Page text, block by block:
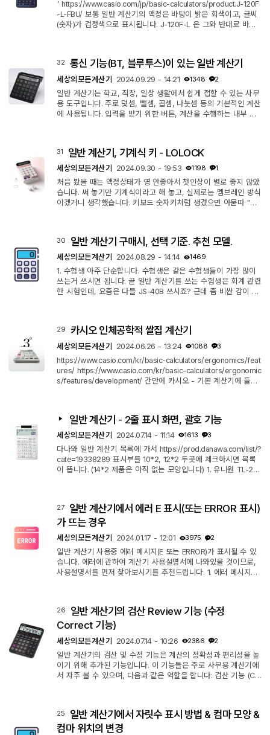
' https://www.casio.com/jp/basic-calculators/product.J-120F
-L-FBU/ 보통 일반 계산기의 액정은 바탕이 밝은 회색이고, 글씨
(숫자)가 검정색으로 표시됩니다. J-120F-L 은 그와 반대로 바탕
특별 : 약간 할로윈 느낌? 2. 케이스가 특별 : 그라디언트 3. 케이
스가 더 특별 : 다양한 디자인 있음. https://web.casio.jp/dentak
32 통신 기능(BT, 블루투스)이 있는 일반 계산기
세상의모든계산기 2024.09.29 - 14:21 1348 2
일반 계산기는 학교, 직장, 일상 생활에서 쉽게 접할 수 있는 사무
용 도구입니다. 주로 덧셈, 뺄셈, 곱셈, 나눗셈 등의 기본적인 계산
에 사용됩니다. 입력을 받기 위한 버튼, 계산을 수행하는 내부 회
키 없는 키보드가 있음. 숫자 키 없어서 불편. 2. 숫자 키만 따로
떼어서 보조 키보드로 만듦. 3. 숫자 키가 있는데, 액정을 붙일까?
31 일반 계산기, 기계식 키 - LOLOCK
세상의모든계산기 2024.09.30 - 19:53 1198 1
처음 봤을 때는 액정상태가 영 안좋아서 첫인상이 별로 좋지 않았
습니다. 써 놓기만 기계식이라고 해 놓고, 실제로는 멤브레인 방식
이겠거니 생각했습니다. 키보드 숫자키처럼 생겼으면 아묻따 "기
감안하면 나쁘지 않은 것 같습니다. 색은 블루/블랙/크림/핑크 4
색 선택 가능하구요. 동영상 속 검빨이 좋네요. 3. 스위치는 변경
30 일반 계산기 구매시, 선택 기준. 추천 모델.
세상의모든계산기 2024.08.29 - 14:14 1469
1. 수험생 아주 단순합니다. 수험생은 같은 수험생들이 가장 많이
쓰는거 쓰시면 됩니다. 끝 일반 계산기를 쓰는 수험생은 회계 관련
한 시험인데, 요즘은 다들 JS-40B 쓰시죠? 근데 좀 비싼 감이 있
TS vs JS-40B 비교 후기 https://blog.naver.com/ng815/22213
9042279 [전산회계 계산기] 자격증 시험용 구매 꿀팁 7 https://t
aedarin.tistory.com...
29 카시오 인체공학적 쌀집 계산기
세상의모든계산기 2024.06.26 - 13:24 1088 3
https://www.casio.com/kr/basic-calculators/ergonomics/feat
ures/ https://www.casio.com/kr/basic-calculators/ergonomic
s/features/development/ 간만에 카시오 - 기본 계산기에 들어
일반 계산기 - 2줄 표시 화면, 괄호 기능
세상의모든계산기 2024.07.14 - 11:14 1613 3
다나와 일반 계산기 목록에 가서 https://prod.danawa.com/list/?
cate=19338289 표시부를 10*2, 12*2 두곳에 체크하시면 목록
이 뜹니다. (14*2 제품은 아직 없는 모양입니다) 1. 유니원 TL-25
하니 25,000원대에 검색되네요. 다나와만 일시적으로 그랬나봅
니다. 2. 알파 AIC-601(블랙), AIC-602(화이트) * 입력식 확인 가
27
일반 계산기에서 에러 E 표시(또는 ERROR 표시)
가 뜨는 경우
세상의모든계산기 2024.01.17 - 12:01 3975 2
일반 계산기 사용중 에러 메시지(E 또는 ERROR)가 표시될 수 있
습니다. 에러에 관하여 계산기 사용설명서에 나와있을 것이므로,
사용설명서를 먼저 찾아보시기를 추천드립니다. 1. 에러 메시지가
중 그러한 숫자가 발생하면 에러가 발생합니다. ㄴ 카시오 계산기
JS-40B 사용 설명서 중 발췌 해결 방법 : 숫자를 적당한 수준으로
26
일반 계산기의 검산 Review 기능 (수정
Correct 기능)
세상의모든계산기 2024.07.14 - 10:26 2386 2
일반 계산기의 검산 및 수정 기능은 계산의 정확성과 편리성을 높
이기 위해 추가된 기능입니다. 이 기능들은 주로 사무용 계산기에
서 자주 볼 수 있으며, 다음과 같은 역할을 합니다: 검산 기능 (Ch
요 특징은 다음과 같습니다: 1. 기록 검토: 사용자가 입력한 모든
수식과 숫자를 저장하고, 이를 다시 확인할 수 있게 해줍니다. 2.
25
일반 계산기에서 자릿수 표시 방법 & 컴마 모양 &
컴마 위치의 변경